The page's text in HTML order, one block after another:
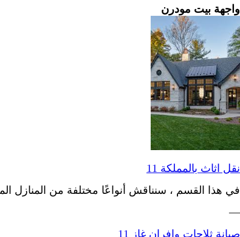
واجهة بيت مودرن
نقل اثاث بالمملكة 11
في هذا القسم ، سنناقش أنواعًا مختلفة من المنازل
—
صيانة ثلاجات وافران غاز 11